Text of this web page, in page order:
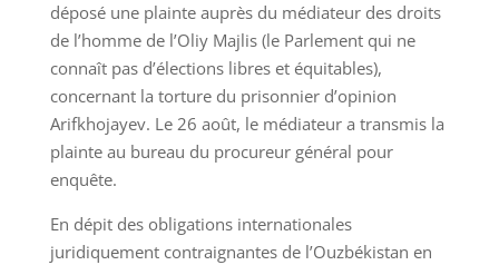
déposé une plainte auprès du médiateur des droits
de l’homme de l’Oliy Majlis (le Parlement qui ne
connaît pas d’élections libres et équitables),
concernant la torture du prisonnier d’opinion
Arifkhojayev. Le 26 août, le médiateur a transmis la
plainte au bureau du procureur général pour
enquête.
En dépit des obligations internationales
juridiquement contraignantes de l’Ouzbékistan en